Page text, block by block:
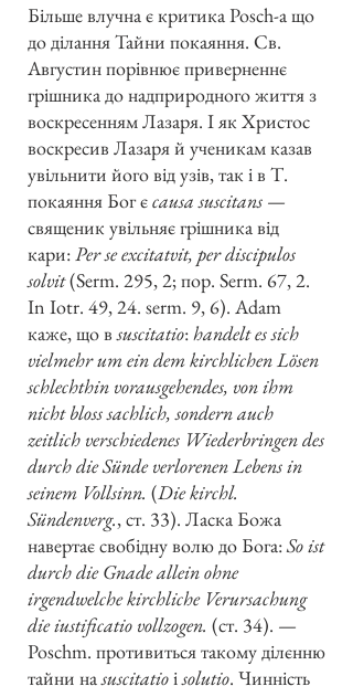
Більше влучна є критика Posch-а що
до ділання Тайни покаяння. Св.
Августин порівнює приверненнє
грішника до надприродного життя з
воскресенням Лазаря. І як Христос
воскресив Лазаря й ученикам казав
увільнити його від узів, так і в Т.
покаяння Бог єcausa suscitans —
священик увільняє грішника від
кари:Per se excitatvit, per discipulos
solvit(Serm. 295, 2; пор. Serm. 67, 2.
In Iotr. 49, 24. serm. 9, 6). Adam
каже, що вsuscitatio:handelt es sich
vielmehr um ein dem kirchlichen Lösen
schlechthin vorausgehendes, von ihm
nicht bloss sachlich, sondern auch
zeitlich verschiedenes Wiederbringen des
durch die Sünde verlorenen Lebens in
seinem Vollsinn. (Die kirchl.
Sündenverg., ст. 33). Ласка Божа
навертає свобідну волю до Бога:So ist
durch die Gnade allein ohne
irgendwelche kirchliche Verursachung
die iustificatio vollzogen. (ст. 34). —
Poschm. противиться такому ділєнню
тайни наsuscitatioіsolutio. Чинність